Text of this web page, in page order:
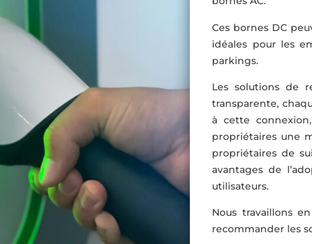
Ces bornes DC
idéales pour les
parkings.
Les solutions de
transparente,
à cette
propriétaires une
propriétaires de
avantages de
utilisateurs.
Nous travaillons
recommander les